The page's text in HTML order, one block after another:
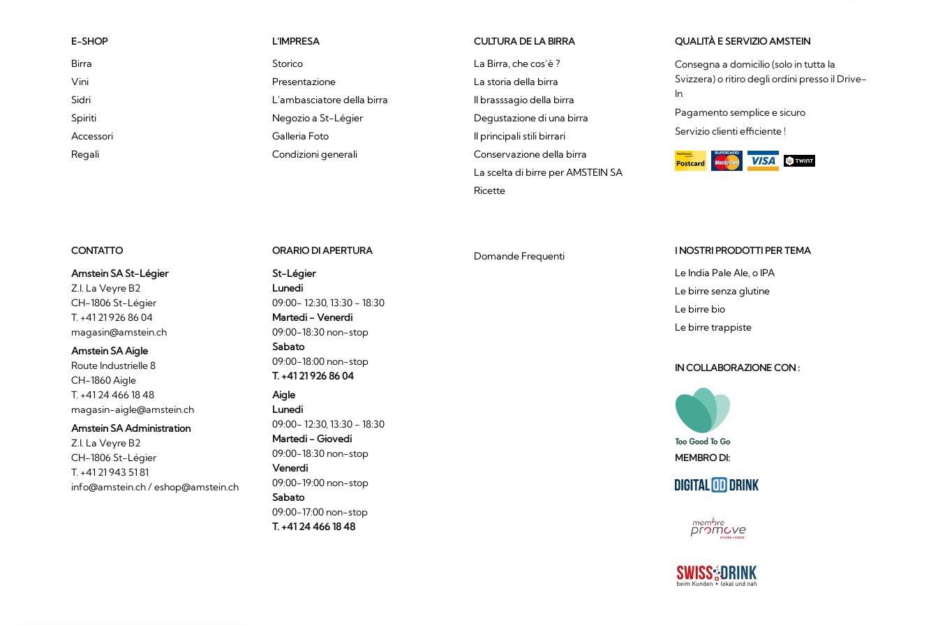
E-SHOP
Birra
Vini
Sidri
Spiriti
Accessori
Regali
L'IMPRESA
Storico
Presentazione
L'ambasciatore della birra
Negozio a St-Légier
Galleria Foto
Condizioni generali
CULTURA DE LA BIRRA
La Birra, che cos’è ?
La storia della birra
Il brasssagio della birra
Degustazione di una birra
Il principali stili birrari
Conservazione della birra
La scelta di birre per AMSTEIN SA
Ricette
QUALITÀ E SERVIZIO AMSTEIN
Consegna a domicilio (solo in tutta la
Svizzera) o ritiro degli ordini presso il Drive-
In
Pagamento semplice e sicuro
Servizio clienti efficiente !
CONTATTO
Amstein SA St-Légier
Z.I. La Veyre B2
CH-1806 St-Légier
T. +41 21 926 86 04
magasin@amstein.ch
Amstein SA Aigle
Route Industrielle 8
CH-1860 Aigle
T. +41 24 466 18 48
magasin-aigle@amstein.ch
Amstein SA Administration
Z.I. La Veyre B2
CH-1806 St-Légier
T. +41 21 943 51 81
info@amstein.ch/eshop@amstein.ch
ORARIO DI APERTURA
St-Légier
Lunedi
09:00- 12:30, 13:30 - 18:30
Martedi - Venerdi
09:00-18:30 non-stop
Sabato
09:00-18:00 non-stop
T. +41 21 926 86 04
Aigle
Lunedi
09:00- 12:30, 13:30 - 18:30
Martedi - Giovedi
09:00-18:30 non-stop
Venerdi
09:00-19:00 non-stop
Sabato
09:00-17:00 non-stop
T. +41 24 466 18 48
Domande Frequenti I NOSTRI PRODOTTI PER TEMA
Le India Pale Ale, o IPA
Le birre senza glutine
Le birre bio
Le birre trappiste
IN COLLABORAZIONE CON :
MEMBRO DI: